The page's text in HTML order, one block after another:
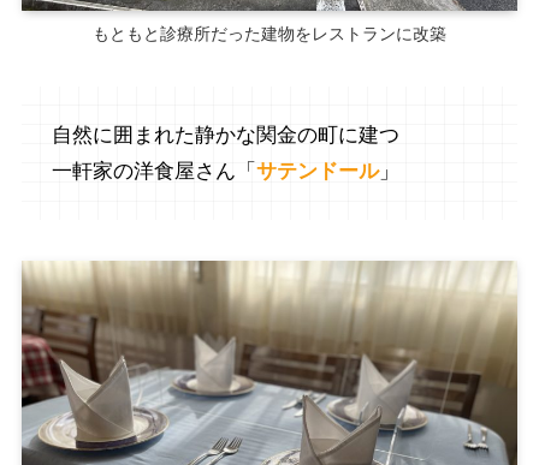
もともと診療所だった建物をレストランに改築
自然に囲まれた静かな関金の町に建つ
一軒家の洋食屋さん「サテンドール」